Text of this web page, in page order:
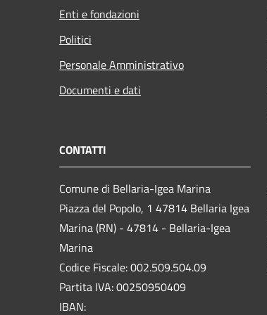
Enti e fondazioni
Politici
Personale Amministrativo
Documenti e dati
CONTATTI
Comune di Bellaria-Igea Marina
Piazza del Popolo, 1 47814 Bellaria Igea
Marina (RN) - 47814 - Bellaria-Igea
Marina
Codice Fiscale: 002.509.504.09
Partita IVA: 00250950409
IBAN: